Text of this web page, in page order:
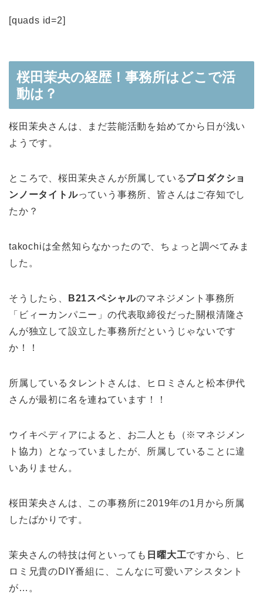
[quads id=2]
桜田茉央の経歴！事務所はどこで活
動は？
桜田茉央さんは、まだ芸能活動を始めてから日が浅い
ようです。
ところで、桜田茉央さんが所属しているプロダクショ
ンノータイトルっていう事務所、皆さんはご存知でし
たか？
takochiは全然知らなかったので、ちょっと調べてみま
した。
そうしたら、 B21スペシャルのマネジメント事務所
「ビィーカンパニー」の代表取締役だった關根清隆さ
んが独立して設立した事務所だというじゃないです
か！！
所属しているタレントさんは、ヒロミさんと松本伊代
さんが最初に名を連ねています！！
ウイキペディアによると、お二人とも（※マネジメン
ト協力）となっていましたが、所属していることに違
いありません。
桜田茉央さんは、この事務所に2019年の1月から所属
したばかりです。
茉央さんの特技は何といっても 日曜大工ですから、ヒ
ロミ兄貴のDIY番組に、こんなに可愛いアシスタント
が…。